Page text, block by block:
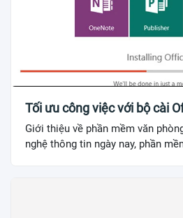
Tối ưu công việc với bộ cài
Giới thiệu về phần mềm văn
nghệ thông tin ngày nay, phần